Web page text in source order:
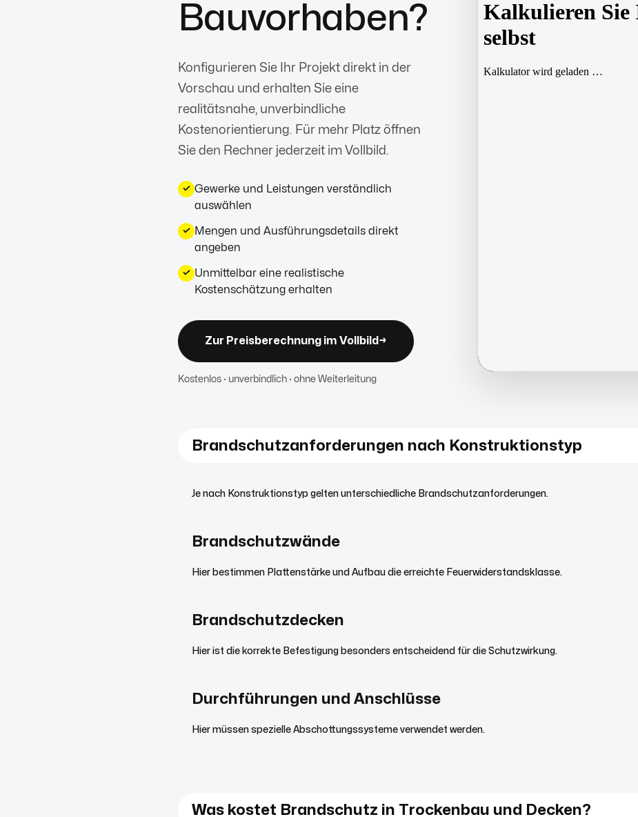
Bauvorhaben?
Konfigurieren Sie Ihr Projekt direkt in der
Vorschau und erhalten Sie eine
realitätsnahe, unverbindliche
Kostenorientierung. Für mehr Platz öffnen
Sie den Rechner jederzeit im Vollbild.
✓ Gewerke und Leistungen verständlich
auswählen
✓
Mengen und Ausführungsdetails direkt
angeben
✓ Unmittelbar eine realistische
Kostenschätzung erhalten
Zur Preisberechnung im Vollbild →
Kostenlos · unverbindlich · ohne Weiterleitung
Brandschutzanforderungen nach Konstruktionstyp
Je nach Konstruktionstyp gelten unterschiedliche Brandschutzanforderungen.
Brandschutzwände
Hier bestimmen Plattenstärke und Aufbau die erreichte Feuerwiderstandsklasse.
Brandschutzdecken
Hier ist die korrekte Befestigung besonders entscheidend für die Schutzwirkung.
Durchführungen und Anschlüsse
Hier müssen spezielle Abschottungssysteme verwendet werden.
Was kostet Brandschutz in Trockenbau und Decken?